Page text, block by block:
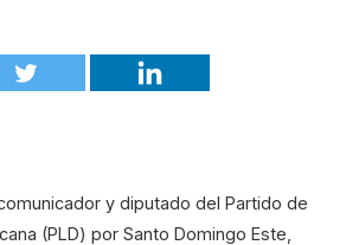
y diputado del Partido de
(PLD) por Santo Domingo Este,